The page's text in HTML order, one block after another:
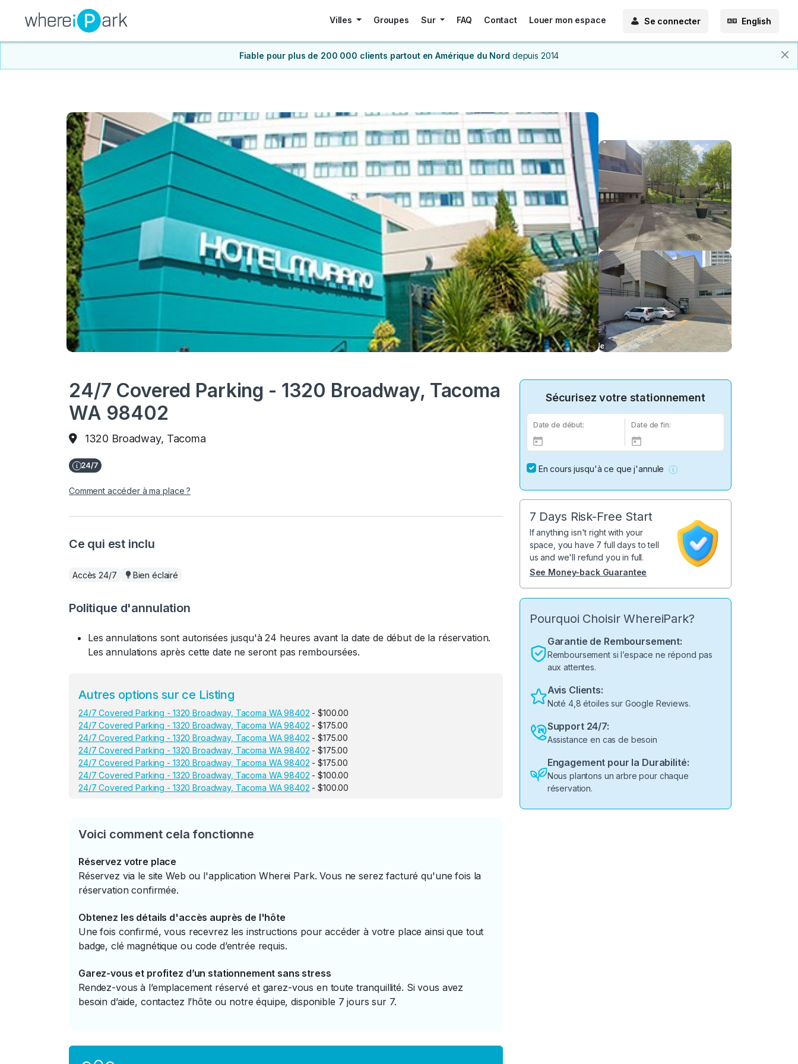
Villes Groupes Sur FAQ Contact Louer mon espace Se connecter English
Fiable pour plus de 200 000 clients partout en Amérique du Nord depuis 2014
24/7 Covered Parking - 1320 Broadway, Tacoma
WA 98402
1320 Broadway, Tacoma
Comment accéder à ma place ?
Ce qui est inclu
Accès 24/7 Bien éclairé
Politique d'annulation
Les annulations sont autorisées jusqu'à 24 heures avant la date de début de la réservation.
Les annulations après cette date ne seront pas remboursées.
Autres options sur ce Listing
24/7 Covered Parking - 1320 Broadway, Tacoma WA 98402 - $100.00
24/7 Covered Parking - 1320 Broadway, Tacoma WA 98402 - $175.00
24/7 Covered Parking - 1320 Broadway, Tacoma WA 98402 - $175.00
24/7 Covered Parking - 1320 Broadway, Tacoma WA 98402 - $175.00
24/7 Covered Parking - 1320 Broadway, Tacoma WA 98402 - $175.00
24/7 Covered Parking - 1320 Broadway, Tacoma WA 98402 - $100.00
24/7 Covered Parking - 1320 Broadway, Tacoma WA 98402 - $100.00
Voici comment cela fonctionne
Réservez votre place
Réservez via le site Web ou l'application Wherei Park. Vous ne serez facturé qu'une fois la
réservation confirmée.
Obtenez les détails d'accès auprès de l'hôte
Une fois confirmé, vous recevrez les instructions pour accéder à votre place ainsi que tout
badge, clé magnétique ou code d’entrée requis.
Garez-vous et profitez d’un stationnement sans stress
Rendez-vous à l’emplacement réservé et garez-vous en toute tranquillité. Si vous avez
besoin d’aide, contactez l’hôte ou notre équipe, disponible 7 jours sur 7.
Sécurisez votre stationnement
Date de début: Date de fin:
En cours jusqu'à ce que j'annule
7 Days Risk-Free Start
If anything isn't right with your
space, you have 7 full days to tell
us and we'll refund you in full.
See Money-back Guarantee
Pourquoi Choisir WhereiPark?
Garantie de Remboursement:
Remboursement si l’espace ne répond pas
aux attentes.
Avis Clients:
Noté 4,8 étoiles sur Google Reviews.
Support 24/7:
Assistance en cas de besoin
Engagement pour la Durabilité:
Nous plantons un arbre pour chaque
réservation.